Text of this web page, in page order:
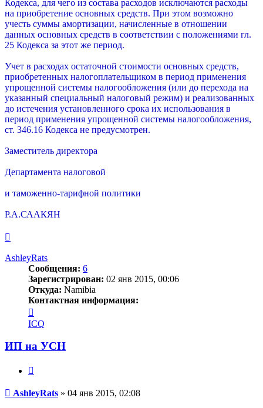
Кодекса, для чего из состава расходов исключаются расходы
на приобретение основных средств. При этом возможно
учесть суммы амортизации, начисленные в отношении
данных основных средств в соответствии с положениями гл.
25 Кодекса за этот же период.
Учет в расходах остаточной стоимости основных средств,
приобретенных налогоплательщиком в период применения
упрощенной системы налогообложения (или до перехода на
указанный специальный налоговый режим) и реализованных
до истечения установленного срока их использования в
период применения упрощенной системы налогообложения,
ст. 346.16 Кодекса не предусмотрен.
Заместитель директора
Департамента налоговой
и таможенно-тарифной политики
Р.А.СААКЯН
началу
AshleyRats
Сообщения: 6
Зарегистрирован: 02 янв 2015, 00:06
Откуда: Namibia
Контактная информация:
информация
пользователя
AshleyRats
ICQ
ИП на УСН
Сообщение
AshleyRats » 04 янв 2015, 02:08